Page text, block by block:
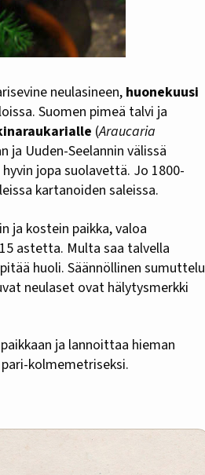
neulasineen, huonekuusi
Suomen pimeä talvi ja
(Araucaria
ja Uuden-Seelannin välissä
jopa suolavettä. Jo 1800-
kartanoiden saleissa.
ja kostein paikka, valoa
astetta. Multa saa talvella
huoli. Säännöllinen sumuttelu
neulaset ovat hälytysmerkki
ja lannoittaa hieman
kolmemetriseksi.